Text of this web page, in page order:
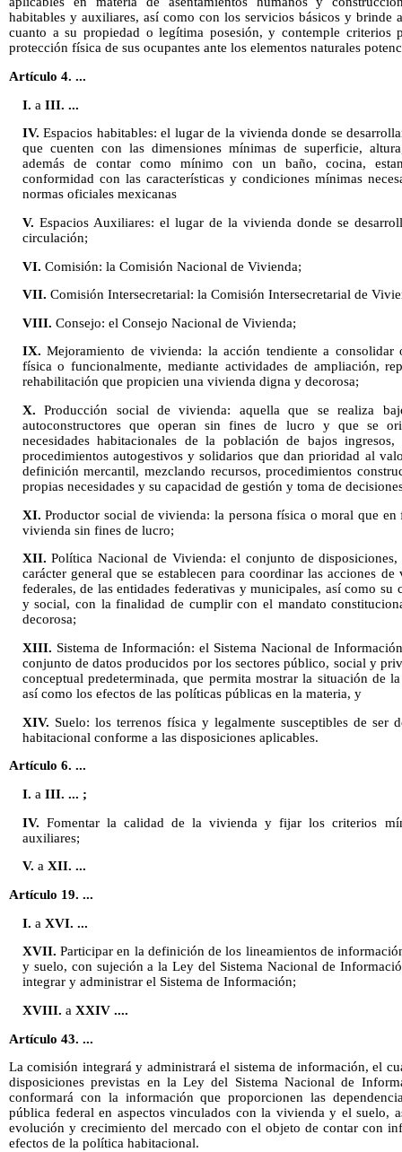
habitables y auxiliares, así como con los servicios básicos y brinde
cuanto a su propiedad o legítima posesión, y contemple criterios
protección física de sus ocupantes ante los elementos naturales
Artículo 4. ...
I. a III. ...
IV.Espacios habitables: el lugar de la vivienda donde se
que cuenten con las dimensiones mínimas de superficie,
además de contar como mínimo con un baño, cocina,
conformidad con las características y condiciones mínimas
normas oficiales mexicanas
V. Espacios Auxiliares: el lugar de la vivienda donde se
circulación;
VI. Comisión: la Comisión Nacional de Vivienda;
VII. Comisión Intersecretarial: la Comisión Intersecretarial de
VIII. Consejo: el Consejo Nacional de Vivienda;
IX. Mejoramiento de vivienda: la acción tendiente a consolidar
física o funcionalmente, mediante actividades de ampliación,
rehabilitación que propicien una vivienda digna y decorosa;
X. Producción social de vivienda: aquella que se realiza
autoconstructores que operan sin fines de lucro y que se
necesidades habitacionales de la población de bajos
procedimientos autogestivos y solidarios que dan prioridad al
definición mercantil, mezclando recursos, procedimientos
propias necesidades y su capacidad de gestión y toma de
XI. Productor social de vivienda: la persona física o moral que
vivienda sin fines de lucro;
XII. Política Nacional de Vivienda: el conjunto de
carácter general que se establecen para coordinar las acciones
federales, de las entidades federativas y municipales, así como su
y social, con la finalidad de cumplir con el mandato
decorosa;
XIII. Sistema de Información: el Sistema Nacional de
conjunto de datos producidos por los sectores público, social y
conceptual predeterminada, que permita mostrar la situación de
así como los efectos de las políticas públicas en la materia, y
XIV. Suelo: los terrenos física y legalmente susceptibles de ser
habitacional conforme a las disposiciones aplicables.
Artículo 6. ...
I. a III. ... ;
IV. Fomentar la calidad de la vivienda y fijar los criterios
auxiliares;
V. a XII. ...
Artículo 19. ...
I. a XVI. ...
XVII. Participar en la definición de los lineamientos de
y suelo, con sujeción a la Ley del Sistema Nacional de
integrar y administrar el Sistema de Información;
XVIII. a XXIV ....
Artículo 43. ...
La comisión integrará y administrará el sistema de información, el
disposiciones previstas en la Ley del Sistema Nacional de
conformará con la información que proporcionen las
pública federal en aspectos vinculados con la vivienda y el suelo,
evolución y crecimiento del mercado con el objeto de contar con
efectos de la política habitacional.